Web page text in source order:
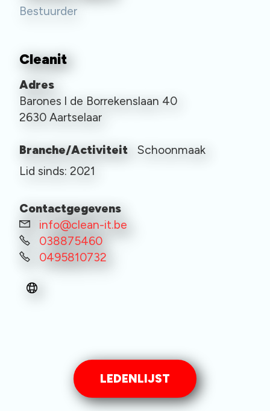
Bestuurder
Cleanit
Adres
Barones l de Borrekenslaan 40
2630 Aartselaar
Branche/Activiteit Schoonmaak
Lid sinds: 2021
Contactgegevens
info@clean-it.be
038875460
0495810732
LEDENLIJST